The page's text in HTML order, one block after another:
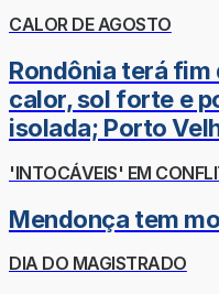
CALOR DE AGOSTO
Rondônia terá fim
calor, sol forte e
isolada; Porto
'INTOCÁVEIS' EM
Mendonça tem
DIA DO MAGISTRADO